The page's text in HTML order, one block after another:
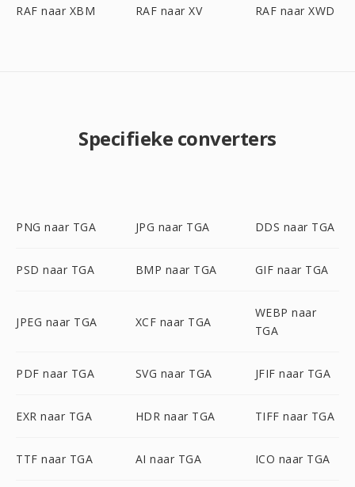
RAF naar XBM RAF naar XV RAF naar XWD
Specifieke converters
PNG naar TGA JPG naar TGA DDS naar TGA
PSD naar TGA BMP naar TGA GIF naar TGA
JPEG naar TGA XCF naar TGA
WEBP naar
TGA
PDF naar TGA SVG naar TGA JFIF naar TGA
EXR naar TGA HDR naar TGA TIFF naar TGA
TTF naar TGA AI naar TGA ICO naar TGA